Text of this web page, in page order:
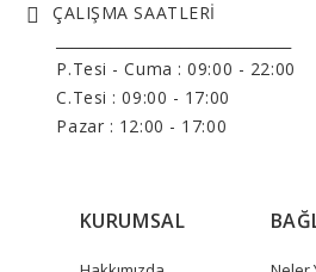
ÇALIŞMA SAATLERİ
P.Tesi - Cuma : 09:00 - 22:00
C.Tesi : 09:00 - 17:00
Pazar : 12:00 - 17:00
KURUMSAL